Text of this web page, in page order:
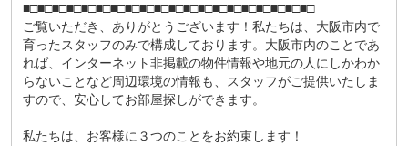
■□■□■□■□■□■□■□■□■□■□■□■□■□■□■□■□■□■□■□■□
ご覧いただき、ありがとうございます！私たちは、大阪市内で
育ったスタッフのみで構成しております。大阪市内のことであ
れば、インターネット非掲載の物件情報や地元の人にしかわか
らないことなど周辺環境の情報も、スタッフがご提供いたしま
すので、安心してお部屋探しができます。
私たちは、お客様に３つのことをお約束します！